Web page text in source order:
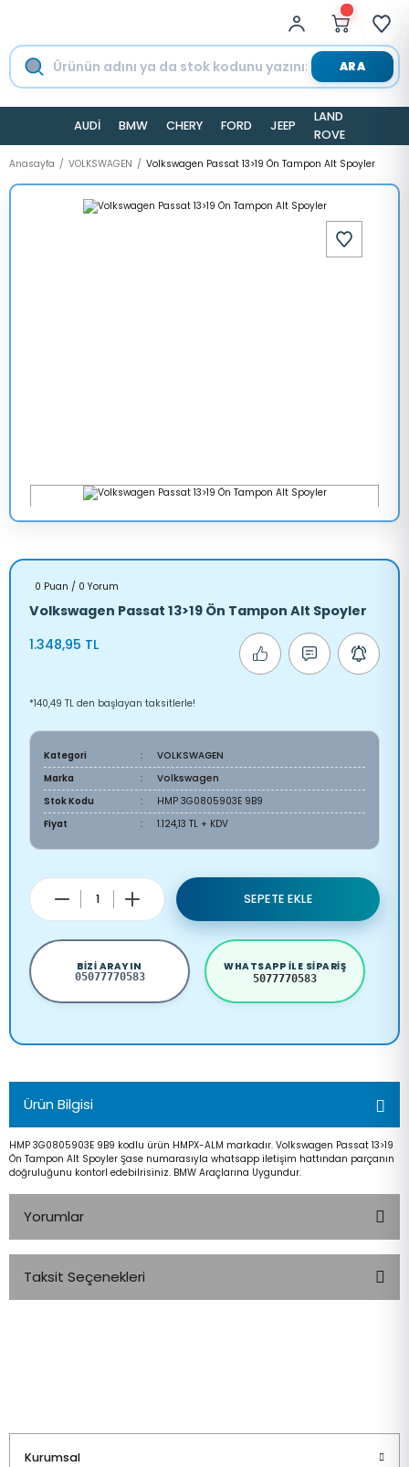
ARA
AUDİ BMW CHERY FORD JEEP
LAND
ROVER
Anasayfa VOLKSWAGEN Volkswagen Passat 13>19 Ön Tampon Alt Spoyler
0 Puan / 0 Yorum
Volkswagen Passat 13>19 Ön Tampon Alt Spoyler
1.348,95 TL
*140,49 TL den başlayan taksitlerle!
Kategori
VOLKSWAGEN
Marka
Volkswagen
Stok Kodu
HMP 3G0805903E 9B9
Fiyat
1.124,13 TL + KDV
SEPETE EKLE
BIZI ARAYIN
05077770583
WHATSAPP ILE SIPARIŞ
5077770583
Ürün Bilgisi
HMP 3G0805903E 9B9 kodlu ürün HMPX-ALM markadır. Volkswagen Passat 13>19
Ön Tampon Alt Spoyler Şase numarasıyla whatsapp iletişim hattından parçanın
doğruluğunu kontorl edebilrisiniz. BMW Araçlarına Uygundur.
Yorumlar
Taksit Seçenekleri
Kurumsal